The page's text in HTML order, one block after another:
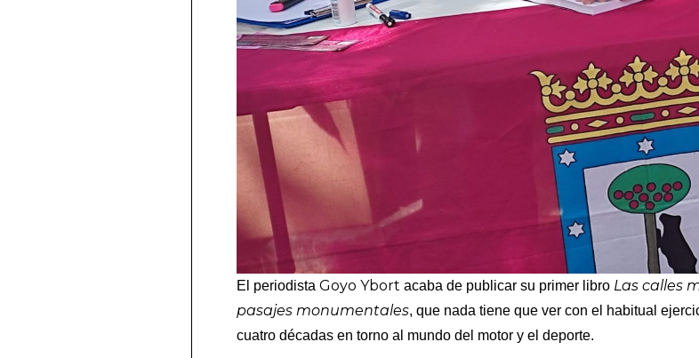
El periodistaGoyo Ybort acaba de publicar su primer libro Las calles
pasajes monumentales, que nada tiene que ver con el habitual
cuatro décadas en torno al mundo del motor y el deporte.